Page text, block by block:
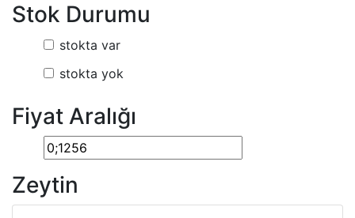
Stok Durumu
stokta var
stokta yok
Fiyat Aralığı
Zeytin